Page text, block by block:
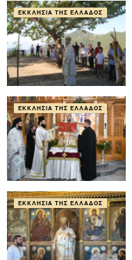
ΕΚΚΛΗΣΊΑ ΤΗΣ ΕΛΛΆΔΟΣ
ΕΚΚΛΗΣΊΑ ΤΗΣ ΕΛΛΆΔΟΣ
ΕΚΚΛΗΣΊΑ ΤΗΣ ΕΛΛΆΔΟΣ